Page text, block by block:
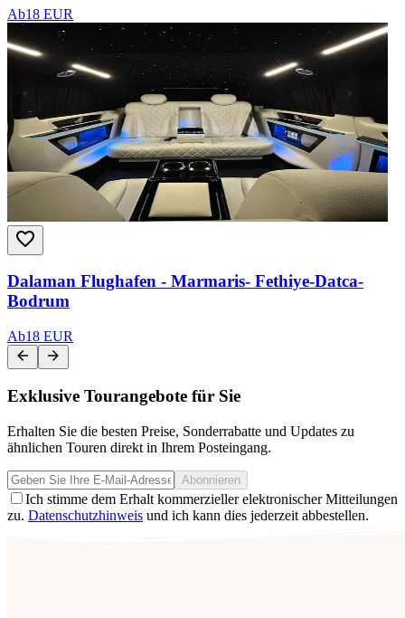
Ab18 EUR
Dalaman Flughafen - Marmaris- Fethiye-Datca-
Bodrum
Ab18 EUR
Exklusive Tourangebote für Sie
Erhalten Sie die besten Preise, Sonderrabatte und Updates zu
ähnlichen Touren direkt in Ihrem Posteingang.
Abonnieren
Ich stimme dem Erhalt kommerzieller elektronischer Mitteilungen
zu. Datenschutzhinweis und ich kann dies jederzeit abbestellen.